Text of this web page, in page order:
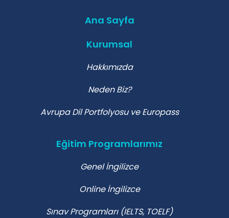
Ana Sayfa
Kurumsal
Hakkımızda
Neden Biz?
Avrupa Dil Portfolyosu ve Europass
Eğitim Programlarımız
Genel İngilizce
Online İngilizce
Sınav Programları (IELTS, TOELF)